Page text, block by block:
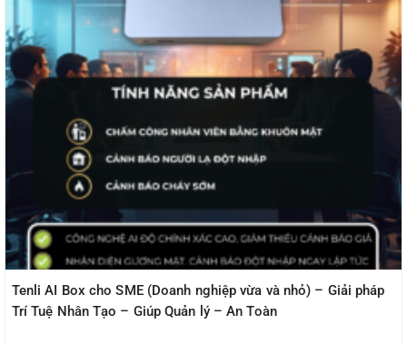
Tenli AI Box cho SME (Doanh nghiệp vừa và nhỏ) – Giải pháp
Trí Tuệ Nhân Tạo – Giúp Quản lý – An Toàn